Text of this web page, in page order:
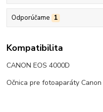
Odporúčame 1
Kompatibilita
CANON EOS 4000D
Očnica pre fotoaparáty